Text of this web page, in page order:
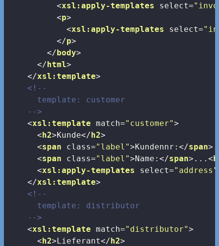
<xsl:apply-templates select=
<p>
<xsl:apply-templates select=
</p>
</body>
</html>
</xsl:template>
<!--
      template: customer
    -->
<xsl:template match="customer">
<h2>Kunde</h2>
<span class="label">Kundennr:</span>
<span class="label">Name:</span> ...<
<xsl:apply-templates select="address"
</xsl:template>
<!--
      template: distributor
    -->
<xsl:template match="distributor">
<h2>Lieferant</h2>